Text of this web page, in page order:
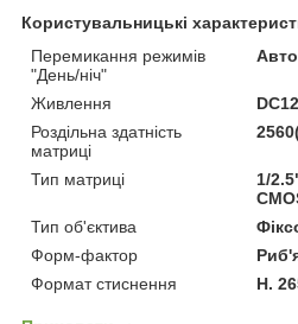
Користувальницькі
Перемикання режимів
"День/ніч"
Живлення
Роздільна здатність
матриці
Тип матриці
1/
Тип об'єктива
Форм-фактор
Формат стиснення
H.